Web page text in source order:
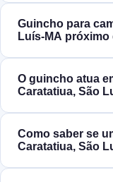
Guincho para
Luís‑MA
O guincho atua
Caratatiua, São
Como saber se
Caratatiua, São